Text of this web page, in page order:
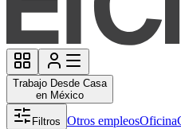
Trabajo Desde Casa
en México
Filtros Otros empleosOficina